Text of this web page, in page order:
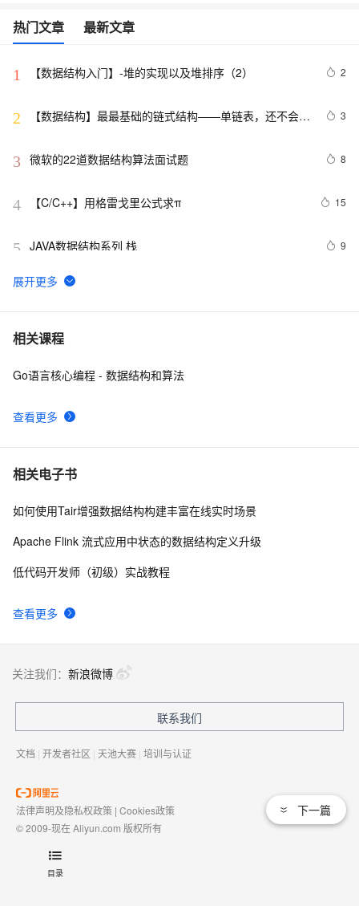
目录
热门文章 最新文章
1 【数据结构入门】-堆的实现以及堆排序（2） 2
2
【数据结构】最最基础的链式结构——单链表，还不会你
3
3 微软的22道数据结构算法面试题 8
4 【C/C++】用格雷戈里公式求π 15
5 JAVA数据结构系列 栈 9
6 设计一个只能在堆上或栈上实例化的类
7 数据结构与算法分析-分离链接散列表的实现
8 【数据结构进阶】AVL树深度剖析 + 实现（附源码）
9 数据结构与算法之八皇后问题
10
相关课程
查看更多
Go语言核心编程 - 数据结构和算法
相关电子书
查看更多
如何使用Tair增强数据结构构建丰富在线实时场景
Apache Flink 流式应用中状态的数据结构定义升级
低代码开发师（初级）实战教程
下一篇
关注我们： 新浪微博
联系我们
文档 | 开发者社区 | 天池大赛 | 培训与认证
法律声明及隐私权政策 | Cookies政策
© 2009-现在 Aliyun.com 版权所有
域名注册服务机构许可：